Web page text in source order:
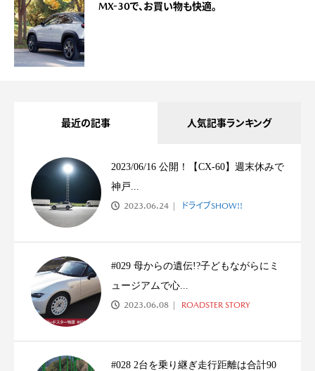
MX-30で、お買い物も快適。
最近の記事 人気記事ランキング
2023/06/16 公開！【CX-60】週末休みで
神戸...
2023.06.24 ドライブSHOW!!
#029 母からの遺伝!?子どもながらにミ
ュージアムで心...
2023.06.08 ROADSTER STORY
#028 2台を乗り継ぎ走行距離は合計90